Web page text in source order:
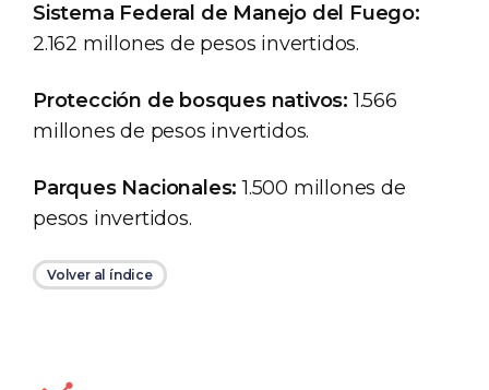
Sistema Federal de Manejo del Fuego:
2.162 millones de pesos invertidos.
Protección de bosques nativos: 1.566
millones de pesos invertidos.
Parques Nacionales: 1.500 millones de
pesos invertidos.
Volver al índice